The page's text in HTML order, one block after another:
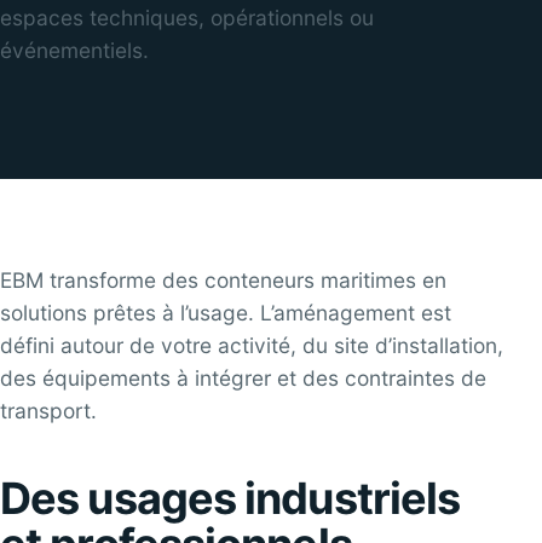
espaces techniques, opérationnels ou
événementiels.
EBM transforme des conteneurs maritimes en
solutions prêtes à l’usage. L’aménagement est
défini autour de votre activité, du site d’installation,
des équipements à intégrer et des contraintes de
transport.
Des usages industriels